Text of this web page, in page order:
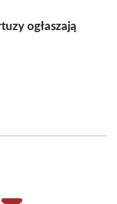
ogłaszają